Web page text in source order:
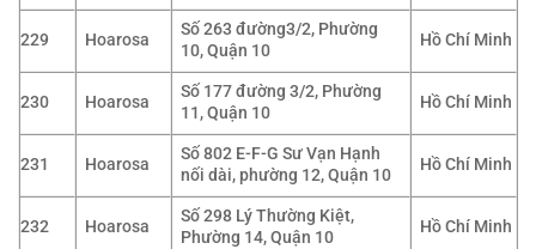
229 Hoarosa
Số 263 đường3/2, Phường
10, Quận 10
Hồ Chí Minh
230 Hoarosa
Số 177 đường 3/2, Phường
11, Quận 10
Hồ Chí Minh
231 Hoarosa
Số 802 E-F-G Sư Vạn Hạnh
nối dài, phường 12, Quận 10
Hồ Chí Minh
232 Hoarosa
Số 298 Lý Thường Kiệt,
Phường 14, Quận 10
Hồ Chí Minh